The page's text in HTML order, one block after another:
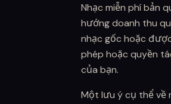
Nhạc miễn phí bản
hướng doanh thu
nhạc gốc hoặc
phép hoặc quyền
của bạn.
Một lưu ý cụ thể về